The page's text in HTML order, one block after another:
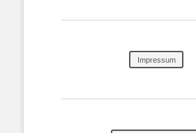
Impressum